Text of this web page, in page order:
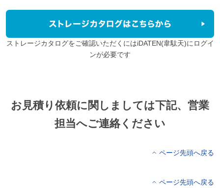
ストレージカタログをご確認いただくにはiDATEN(韋駄天)にログイ
ンが必要です
お見積り依頼に関しましては下記、営業
担当へご連絡ください
ページ先頭へ戻る
ページ先頭へ戻る